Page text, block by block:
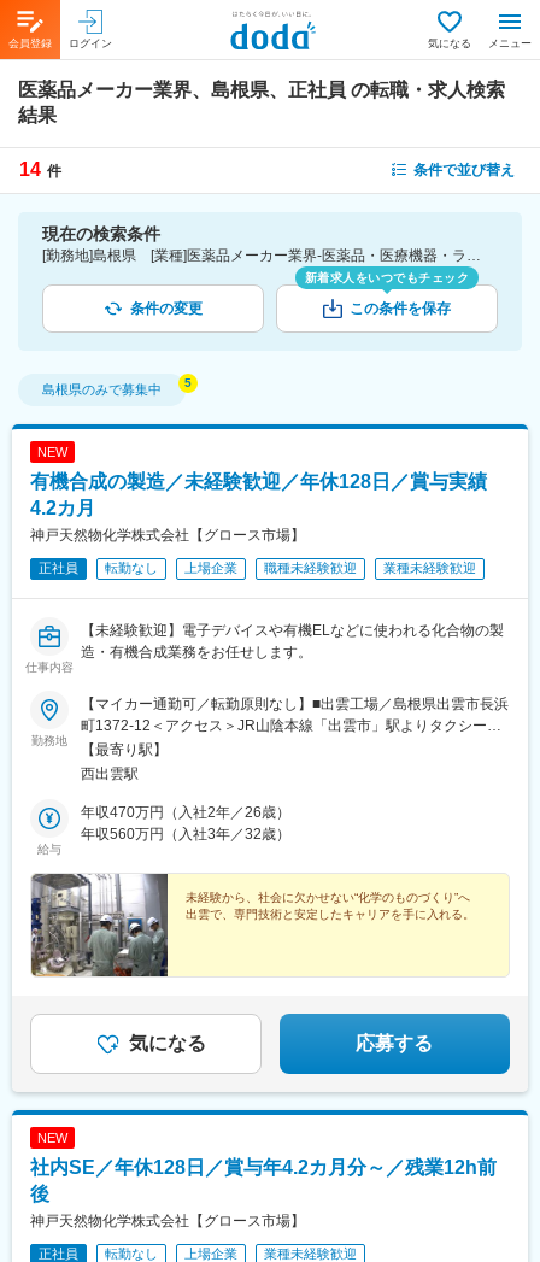
会員登録 ログイン 気になる メニュー
医薬品メーカー業界、島根県、正社員 の転職・求人検索
結果
14 件 条件で並び替え
現在の検索条件
[勤務地]島根県 [業種]医薬品メーカー業界-医薬品・医療機器・ライフサイエンス・医療系サービス [雇用形態]正社員
条件の変更
新着求人をいつでもチェック
この条件を保存
島根県のみで募集中
NEW
有機合成の製造／未経験歓迎／年休128日／賞与実績
4.2カ月
神戸天然物化学株式会社【グロース市場】
正社員 転勤なし 上場企業 職種未経験歓迎 業種未経験歓迎
仕事内容
【未経験歓迎】電子デバイスや有機ELなどに使われる化合物の製
造・有機合成業務をお任せします。
勤務地
【マイカー通勤可／転勤原則なし】■出雲工場／島根県出雲市長浜
町1372-12＜アクセス＞JR山陰本線「出雲市」駅よりタクシーで
20分※転勤原則なし※受動喫煙対策：分煙／喫煙所あり■面接時交
通費の負担■住宅手当、食事手当などの福利厚生が充実！※規定あ
【最寄り駅】
西出雲駅
給与
年収470万円（入社2年／26歳）
年収560万円（入社3年／32歳）
未経験から、社会に欠かせない“化学のものづくり”へ
出雲で、専門技術と安定したキャリアを手に入れる。
気になる 応募する
NEW
社内SE／年休128日／賞与年4.2カ月分～／残業12h前
後
神戸天然物化学株式会社【グロース市場】
正社員 転勤なし 上場企業 業種未経験歓迎